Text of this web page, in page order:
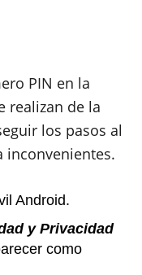
PIN en la
realizan de la
los pasos al
inconvenientes.
Android.
y Privacidad
como